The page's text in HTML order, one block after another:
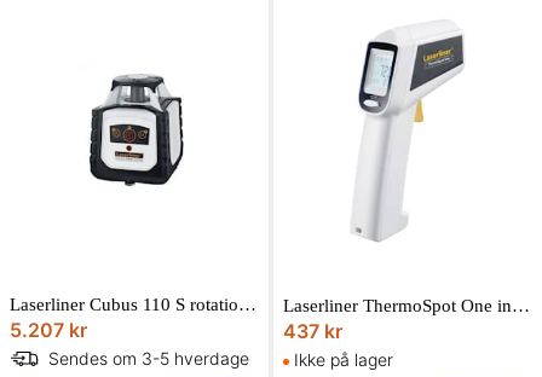
Laserliner Cubus 110 S rotationslaser
5.207 kr
Sendes om 3-5 hverdage
Laserliner ThermoSpot One infrarød termometer til berøringsfri måling
437 kr
Ikke på lager